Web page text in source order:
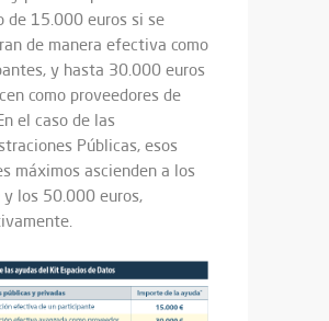
de 15.000 euros si se
de manera efectiva como
y hasta 30.000 euros
como proveedores de
el caso de las
Públicas, esos
máximos ascienden a los
los 50.000 euros,